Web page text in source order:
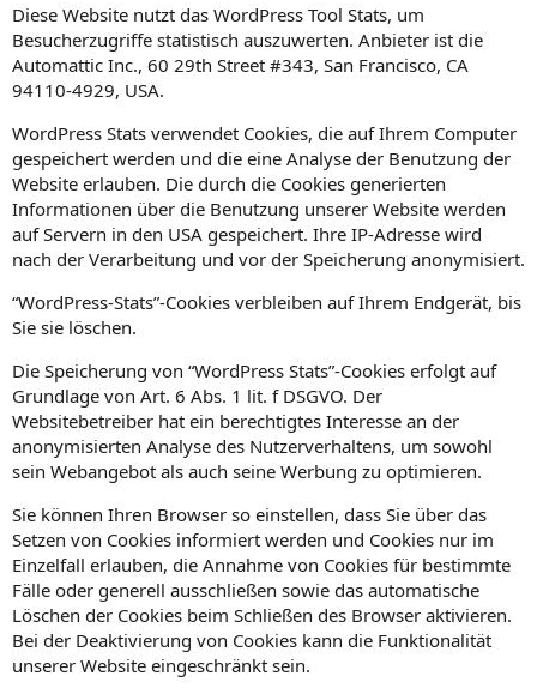
Diese Website nutzt das WordPress Tool Stats, um
Besucherzugriffe statistisch auszuwerten. Anbieter ist die
Automattic Inc., 60 29th Street #343, San Francisco, CA
94110-4929, USA.
WordPress Stats verwendet Cookies, die auf Ihrem Computer
gespeichert werden und die eine Analyse der Benutzung der
Website erlauben. Die durch die Cookies generierten
Informationen über die Benutzung unserer Website werden
auf Servern in den USA gespeichert. Ihre IP-Adresse wird
nach der Verarbeitung und vor der Speicherung anonymisiert.
“WordPress-Stats”-Cookies verbleiben auf Ihrem Endgerät, bis
Sie sie löschen.
Die Speicherung von “WordPress Stats”-Cookies erfolgt auf
Grundlage von Art. 6 Abs. 1 lit. f DSGVO. Der
Websitebetreiber hat ein berechtigtes Interesse an der
anonymisierten Analyse des Nutzerverhaltens, um sowohl
sein Webangebot als auch seine Werbung zu optimieren.
Sie können Ihren Browser so einstellen, dass Sie über das
Setzen von Cookies informiert werden und Cookies nur im
Einzelfall erlauben, die Annahme von Cookies für bestimmte
Fälle oder generell ausschließen sowie das automatische
Löschen der Cookies beim Schließen des Browser aktivieren.
Bei der Deaktivierung von Cookies kann die Funktionalität
unserer Website eingeschränkt sein.